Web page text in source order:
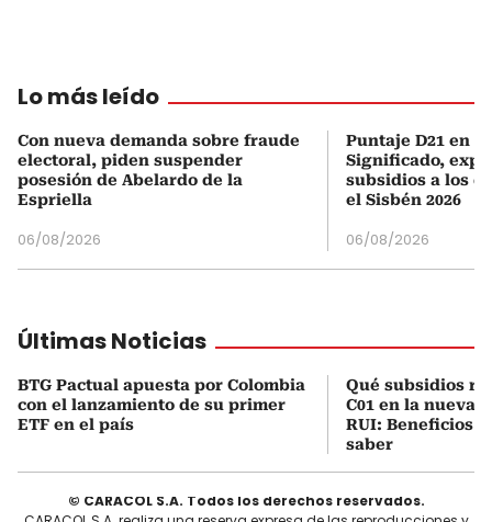
Lo más leído
Con nueva demanda sobre fraude
electoral, piden suspender
posesión de Abelardo de la
Espriella
06/08/2026
Puntaje D21 en
Significado,
subsidios a los
el Sisbén 2026
06/08/2026
Últimas Noticias
BTG Pactual apuesta por Colombia
con el lanzamiento de su primer
ETF en el país
Qué subsidios
C01 en la nueva
RUI: Beneficios
saber
© CARACOL S.A. Todos los derechos reservados.